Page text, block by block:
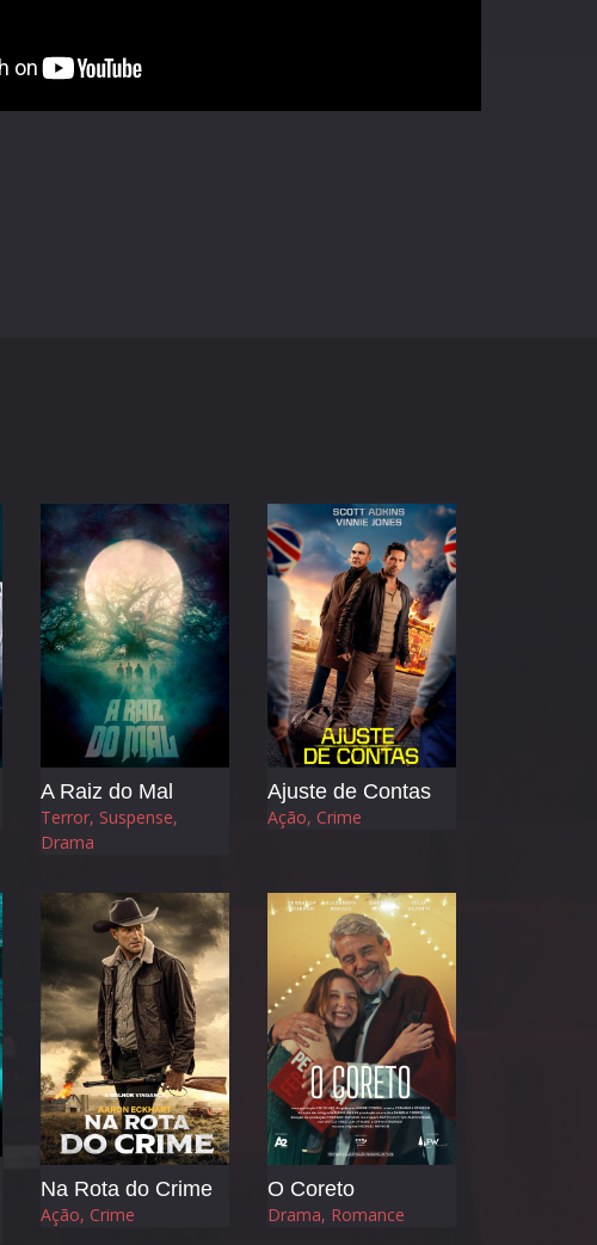
A Raiz do Mal
Terror, Suspense,
Drama
Ajuste de Contas
Ação, Crime
Na Rota do Crime
Ação, Crime
O Coreto
Drama, Romance